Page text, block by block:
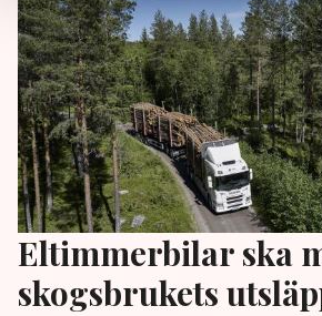
Eltimmerbilar ska
skogsbrukets